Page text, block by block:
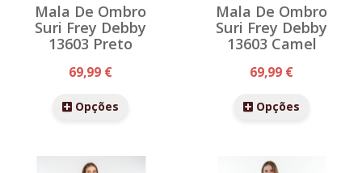
Mala De Ombro
Suri Frey Debby
13603 Preto
69,99 €
Opções
Mala De Ombro
Suri Frey Debby
13603 Camel
69,99 €
Opções